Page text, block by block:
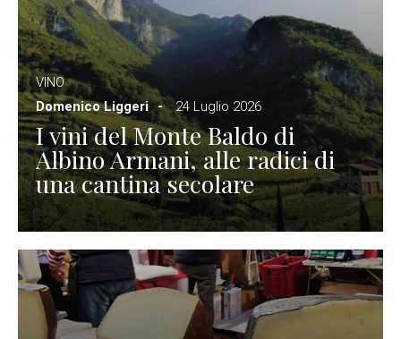
VINO
Domenico Liggeri
24 Luglio 2026
I vini del Monte Baldo di
Albino Armani, alle radici di
una cantina secolare